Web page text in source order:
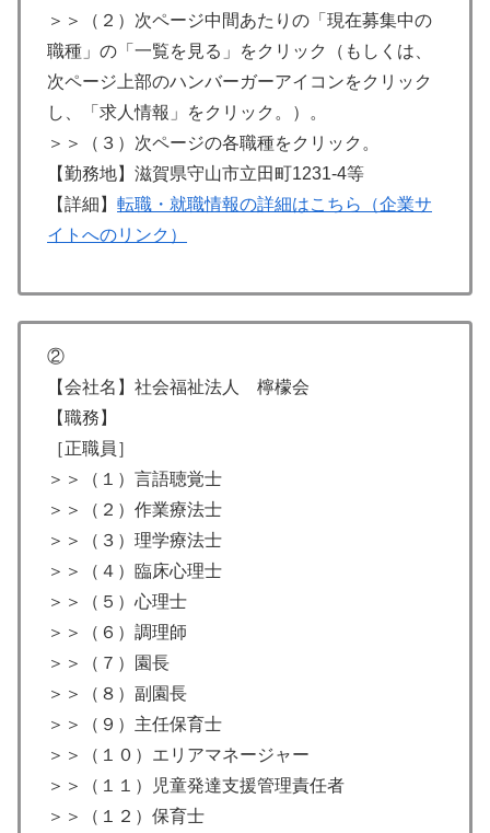
＞＞（２）次ページ中間あたりの「現在募集中の
職種」の「一覧を見る」をクリック（もしくは、
次ページ上部のハンバーガーアイコンをクリック
し、「求人情報」をクリック。）。
＞＞（３）次ページの各職種をクリック。
【勤務地】滋賀県守山市立田町1231-4等
【詳細】 転職・就職情報の詳細はこちら（企業サ
イトへのリンク）
②
【会社名】社会福祉法人 檸檬会
【職務】
［正職員］
＞＞（１）言語聴覚士
＞＞（２）作業療法士
＞＞（３）理学療法士
＞＞（４）臨床心理士
＞＞（５）心理士
＞＞（６）調理師
＞＞（７）園長
＞＞（８）副園長
＞＞（９）主任保育士
＞＞（１０）エリアマネージャー
＞＞（１１）児童発達支援管理責任者
＞＞（１２）保育士